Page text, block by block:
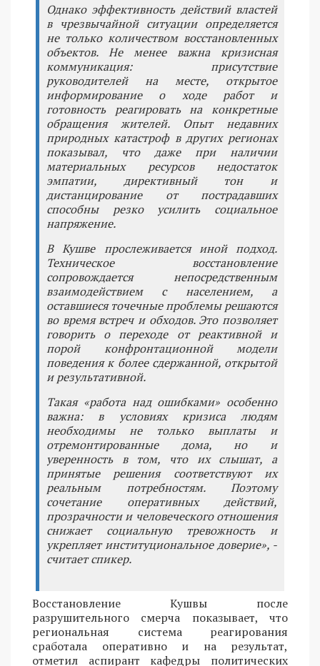
Однако эффективность действий властей
в чрезвычайной ситуации определяется
не только количеством восстановленных
объектов. Не менее важна кризисная
коммуникация: присутствие
руководителей на месте, открытое
информирование о ходе работ и
готовность реагировать на конкретные
обращения жителей. Опыт недавних
природных катастроф в других регионах
показывал, что даже при наличии
материальных ресурсов недостаток
эмпатии, директивный тон и
дистанцирование от пострадавших
способны резко усилить социальное
напряжение.
В Кушве прослеживается иной подход.
Техническое восстановление
сопровождается непосредственным
взаимодействием с населением, а
оставшиеся точечные проблемы решаются
во время встреч и обходов. Это позволяет
говорить о переходе от реактивной и
порой конфронтационной модели
поведения к более сдержанной, открытой
и результативной.
Такая «работа над ошибками» особенно
важна: в условиях кризиса людям
необходимы не только выплаты и
отремонтированные дома, но и
уверенность в том, что их слышат, а
принятые решения соответствуют их
реальным потребностям. Поэтому
сочетание оперативных действий,
прозрачности и человеческого отношения
снижает социальную тревожность и
укрепляет институциональное доверие», -
считает спикер.
Восстановление Кушвы после
разрушительного смерча показывает, что
региональная система реагирования
сработала оперативно и на результат,
отметил аспирант кафедры политических